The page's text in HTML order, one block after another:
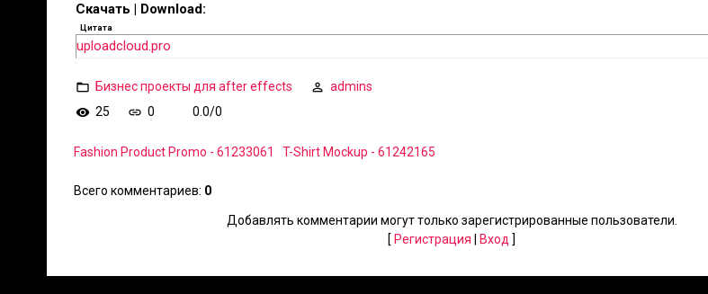
Скачать | Download:
Цитата
uploadcloud.pro
Бизнес проекты для after effects
admins
25
0 0.0/0
Fashion Product Promo - 61233061 T-Shirt Mockup - 61242165
Всего комментариев: 0
Добавлять комментарии могут только зарегистрированные пользователи.
[ Регистрация Вход ]